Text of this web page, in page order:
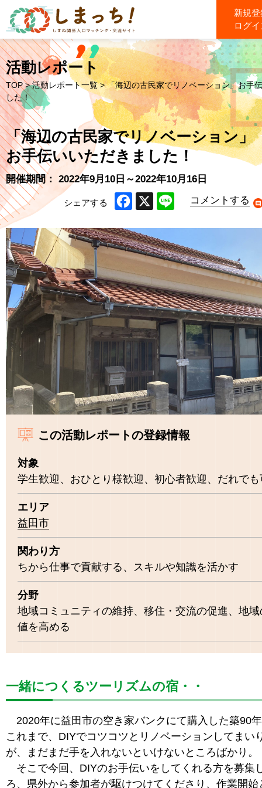
新規
ログ
活動レポート
TOP >活動レポート一覧> 「海辺の古民家でリノベーション」お手
した！
「海辺の古民家でリノベーション」
お手伝いいただきました！
開催期間： 2022年9月10日～2022年10月16日
シェアする
コメントする
この活動レポートの登録情報
対象
学生歓迎、おひとり様歓迎、初心者歓迎、だれでも
エリア
益田市
関わり方
ちから仕事で貢献する、スキルや知識を活かす
分野
地域コミュニティの維持、移住・交流の促進、地
値を高める
一緒につくるツーリズムの宿・・
2020年に益田市の空き家バンクにて購入した築90
これまで、DIYでコツコツとリノベーションしてまい
が、まだまだ手を入れないといけないところばかり。
そこで今回、DIYのお手伝いをしてくれる方を募集
ろ、県外から参加者が駆けつけてくださり、作業開始